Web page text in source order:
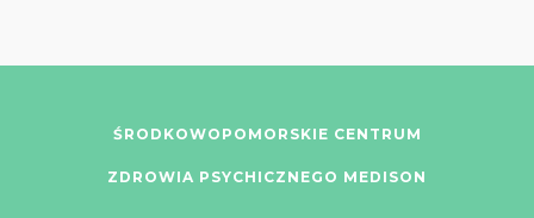
ŚRODKOWOPOMORSKIE CENTRUM
ZDROWIA PSYCHICZNEGO MEDISON